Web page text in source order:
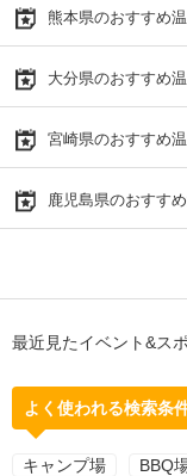
熊本県のおすすめ
大分県のおすすめ
宮崎県のおすすめ
鹿児島県のおすす
最近見たイベント&ス
よく使われる検索条
キャンプ場 BBQ